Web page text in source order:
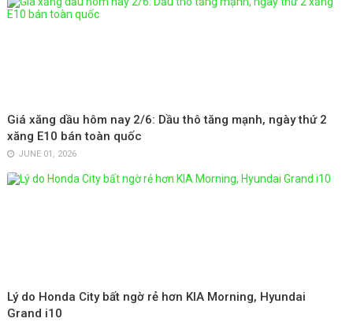
Giá xăng dầu hôm nay 2/6: Dầu thô tăng mạnh, ngày thứ 2
xăng E10 bán toàn quốc
JUNE 01, 2026
Lý do Honda City bất ngờ rẻ hơn KIA Morning, Hyundai
Grand i10